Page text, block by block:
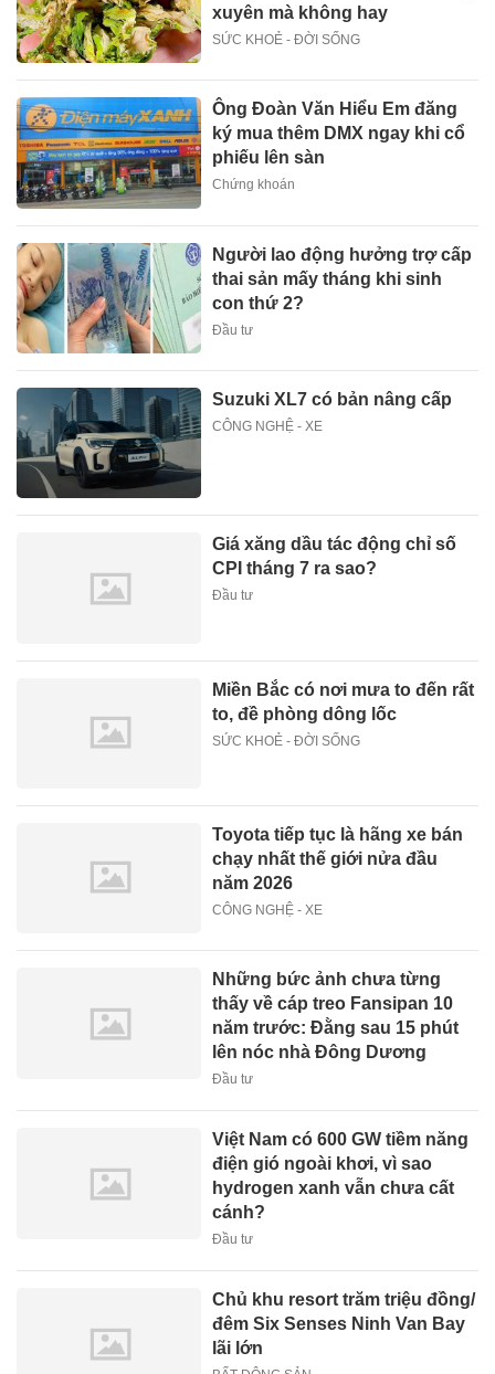
xuyên mà không hay
SỨC KHOẺ - ĐỜI SỐNG
Ông Đoàn Văn Hiểu Em đăng
ký mua thêm DMX ngay khi cổ
phiếu lên sàn
Chứng khoán
Người lao động hưởng trợ cấp
thai sản mấy tháng khi sinh
con thứ 2?
Đầu tư
Suzuki XL7 có bản nâng cấp
CÔNG NGHỆ - XE
Giá xăng dầu tác động chỉ số
CPI tháng 7 ra sao?
Đầu tư
Miền Bắc có nơi mưa to đến rất
to, đề phòng dông lốc
SỨC KHOẺ - ĐỜI SỐNG
Toyota tiếp tục là hãng xe bán
chạy nhất thế giới nửa đầu
năm 2026
CÔNG NGHỆ - XE
Những bức ảnh chưa từng
thấy về cáp treo Fansipan 10
năm trước: Đằng sau 15 phút
lên nóc nhà Đông Dương
Đầu tư
Việt Nam có 600 GW tiềm năng
điện gió ngoài khơi, vì sao
hydrogen xanh vẫn chưa cất
cánh?
Đầu tư
Chủ khu resort trăm triệu đồng/
đêm Six Senses Ninh Van Bay
lãi lớn